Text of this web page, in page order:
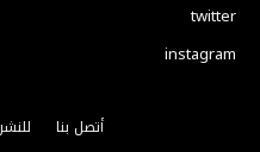
twitter
instagram
أتصل بنا